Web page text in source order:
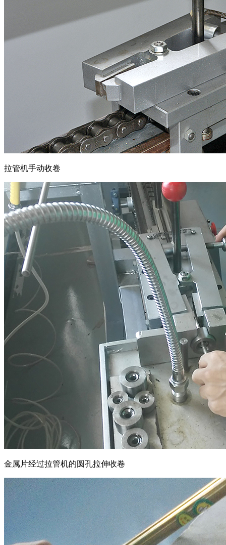
拉管机手动收卷
金属片经过拉管机的圆孔拉伸收卷